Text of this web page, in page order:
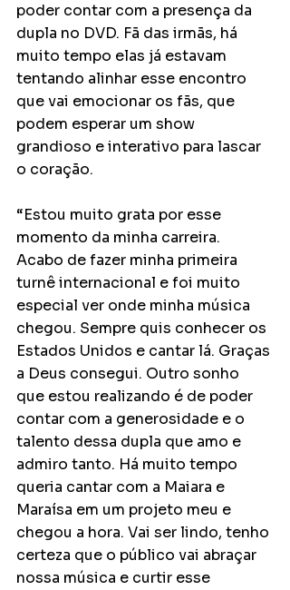
poder contar com a presença da
dupla no DVD. Fã das irmãs, há
muito tempo elas já estavam
tentando alinhar esse encontro
que vai emocionar os fãs, que
podem esperar um show
grandioso e interativo para lascar
o coração.
“Estou muito grata por esse
momento da minha carreira.
Acabo de fazer minha primeira
turnê internacional e foi muito
especial ver onde minha música
chegou. Sempre quis conhecer os
Estados Unidos e cantar lá. Graças
a Deus consegui. Outro sonho
que estou realizando é de poder
contar com a generosidade e o
talento dessa dupla que amo e
admiro tanto. Há muito tempo
queria cantar com a Maiara e
Maraísa em um projeto meu e
chegou a hora. Vai ser lindo, tenho
certeza que o público vai abraçar
nossa música e curtir esse